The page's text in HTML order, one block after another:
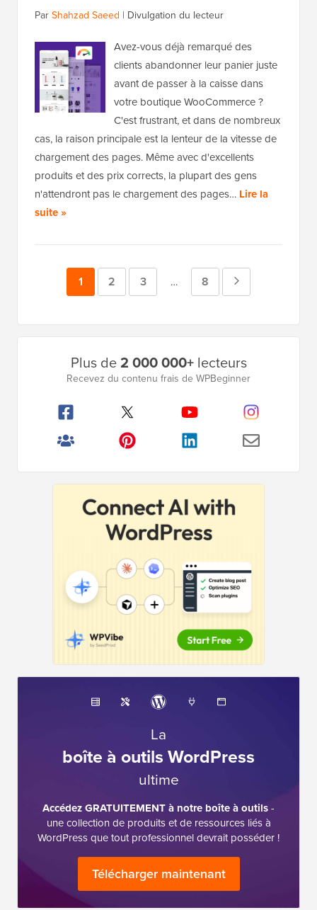
ParShahzad Saeed | Divulgation du lecteur
Avez-vous déjà remarqué des
clients abandonner leur panier juste
avant de passer à la caisse dans
votre boutique WooCommerce ?
C'est frustrant, et dans de nombreux
cas, la raison principale est la lenteur de la vitesse de
chargement des pages. Même avec d'excellents
produits et des prix corrects, la plupart des gens
n'attendront pas le chargement des pages… Lire la
suite »
Page
1 Page
2 Page
3
Pages
intermédiaires
… Page
8
Plus de2 000 000+lecteurs
Recevez du contenu frais de WPBeginner
La
boîte à outils WordPress
ultime
Accédez GRATUITEMENT à notre boîte à outils-
une collection de produits et de ressources liés à
WordPress que tout professionnel devrait posséder !
Télécharger maintenant